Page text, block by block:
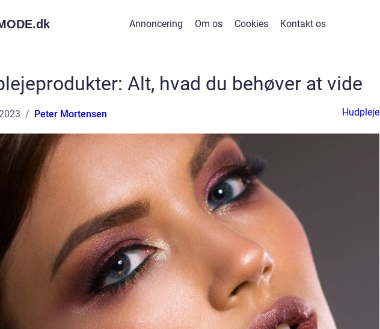
dk Annoncering Om os Cookies Kontakt os
Alt, hvad du behøver at vide
Peter Mortensen Hudpleje